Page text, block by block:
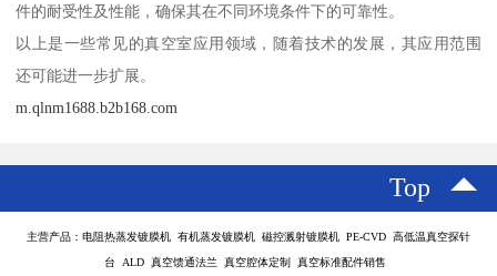
件的耐受性及性能，确保其在不同环境条件下的可靠性。
以上是一些常见的真空室应用领域，随着技术的发展，其应用范围
还可能进一步扩展。
m.qlnm1688.b2b168.com
Top
主营产品：电阻热蒸发镀膜机 有机蒸发镀膜机 磁控溅射镀膜机 PE-CVD 高低温真空探针
台 ALD 真空馈通法兰 真空腔体定制 真空标准配件销售